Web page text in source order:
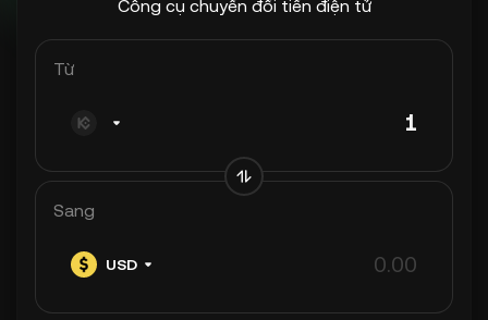
Công cụ chuyển đổi tiền điện tử
Từ
Sang
USD